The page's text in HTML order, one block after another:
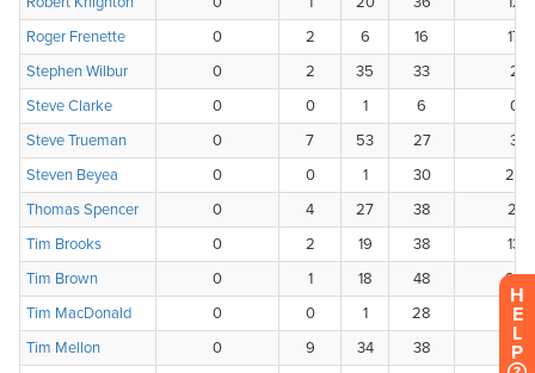
H
E
L
P